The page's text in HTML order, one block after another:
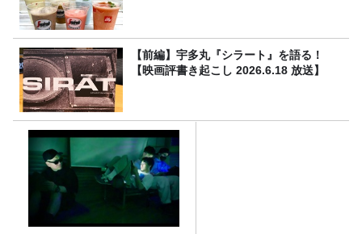
【前編】宇多丸『シラート』を語る！
【映画評書き起こし 2026.6.18 放送】